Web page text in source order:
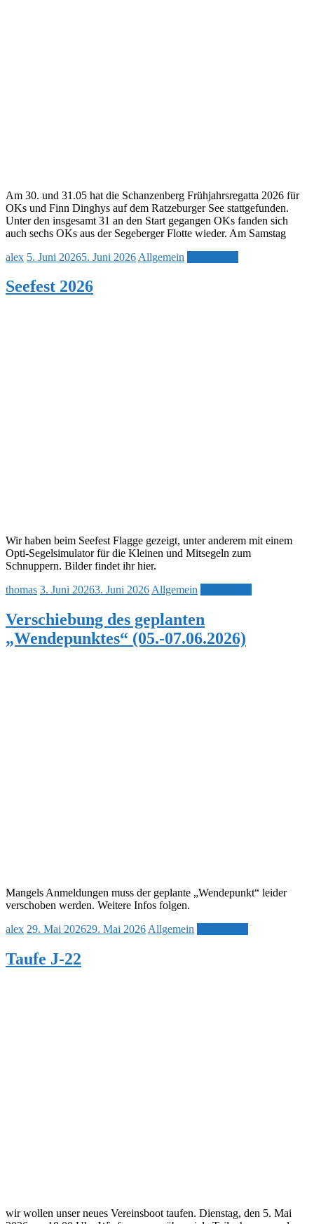
Am 30. und 31.05 hat die Schanzenberg Frühjahrsregatta 2026 für
OKs und Finn Dinghys auf dem Ratzeburger See stattgefunden.
Unter den insgesamt 31 an den Start gegangen OKs fanden sich
auch sechs OKs aus der Segeberger Flotte wieder. Am Samstag
alex 5. Juni 20265. Juni 2026 Allgemein
Seefest 2026
Wir haben beim Seefest Flagge gezeigt, unter anderem mit einem
Opti-Segelsimulator für die Kleinen und Mitsegeln zum
Schnuppern. Bilder findet ihr hier.
thomas 3. Juni 20263. Juni 2026 Allgemein
Verschiebung des geplanten
„Wendepunktes“ (05.-07.06.2026)
Mangels Anmeldungen muss der geplante „Wendepunkt“ leider
verschoben werden. Weitere Infos folgen.
alex 29. Mai 202629. Mai 2026 Allgemein
Taufe J-22
wir wollen unser neues Vereinsboot taufen. Dienstag, den 5. Mai